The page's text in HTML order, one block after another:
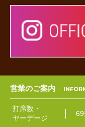
営業のご案内
打席数・
ヤーデージ